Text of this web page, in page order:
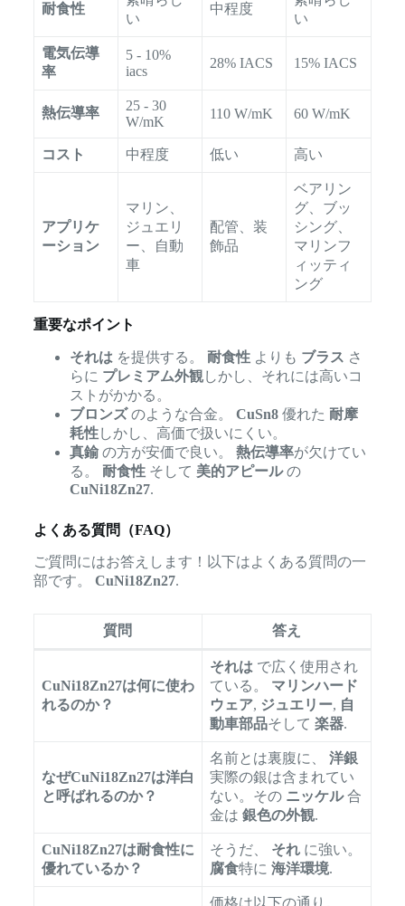
耐食性
い
中程度
い
電気伝導
率
5 - 10%
iacs
28% IACS 15% IACS
熱伝導率
25 - 30
W/mK
110 W/mK 60 W/mK
コスト 中程度 低い 高い
アプリケ
ーション
マリン、
ジュエリ
ー、自動
車
配管、装
飾品
ベアリン
グ、ブッ
シング、
マリンフ
ィッティ
ング
重要なポイント
それは を提供する。 耐食性よりも ブラス さ
らに プレミアム外観しかし、それには高いコ
ストがかかる。
ブロンズのような合金。 CuSn8優れた 耐摩
耗性しかし、高価で扱いにくい。
真鍮の方が安価で良い。 熱伝導率が欠けてい
る。 耐食性そして 美的アピールの
CuNi18Zn27.
よくある質問（FAQ）
ご質問にはお答えします！以下はよくある質問の一
部です。 CuNi18Zn27.
質問 答え
CuNi18Zn27は何に使わ
れるのか？
それはで広く使用され
ている。 マリンハード
ウェア, ジュエリー, 自
動車部品そして 楽器.
なぜCuNi18Zn27は洋白
と呼ばれるのか？
名前とは裏腹に、 洋銀
実際の銀は含まれてい
ない。その ニッケル合
金は 銀色の外観.
CuNi18Zn27は耐食性に
優れているか？
そうだ、 それに強い。
腐食特に 海洋環境.